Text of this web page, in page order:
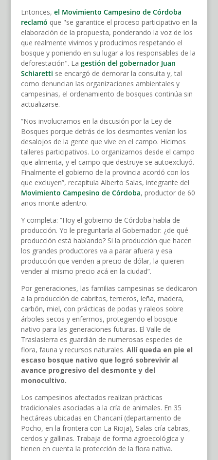
Entonces, el Movimiento Campesino de Córdoba
reclamó que "se garantice el proceso participativo en la
elaboración de la propuesta, ponderando la voz de los
que realmente vivimos y producimos respetando el
bosque y poniendo en su lugar a los responsables de la
deforestación". La gestión del gobernador Juan
Schiaretti se encargó de demorar la consulta y, tal
como denuncian las organizaciones ambientales y
campesinas, el ordenamiento de bosques continúa sin
actualizarse.
“Nos involucramos en la discusión por la Ley de
Bosques porque detrás de los desmontes venían los
desalojos de la gente que vive en el campo. Hicimos
talleres participativos. Lo organizamos desde el campo
que alimenta, y el campo que destruye se autoexcluyó.
Finalmente el gobierno de la provincia acordó con los
que excluyen”, recapitula Alberto Salas, integrante del
Movimiento Campesino de Córdoba, productor de 60
años monte adentro.
Y completa: “Hoy el gobierno de Córdoba habla de
producción. Yo le preguntaría al Gobernador: ¿de qué
producción está hablando? Si la producción que hacen
los grandes productores va a parar afuera y esa
producción que venden a precio de dólar, la quieren
vender al mismo precio acá en la ciudad”.
Por generaciones, las familias campesinas se dedicaron
a la producción de cabritos, terneros, leña, madera,
carbón, miel, con prácticas de podas y raleos sobre
árboles secos y enfermos, protegiendo el bosque
nativo para las generaciones futuras. El Valle de
Traslasierra es guardián de numerosas especies de
flora, fauna y recursos naturales. Allí queda en pie el
escaso bosque nativo que logró sobrevivir al
avance progresivo del desmonte y del
monocultivo.
Los campesinos afectados realizan prácticas
tradicionales asociadas a la cría de animales. En 35
hectáreas ubicadas en Chancaní (departamento de
Pocho, en la frontera con La Rioja), Salas cría cabras,
cerdos y gallinas. Trabaja de forma agroecológica y
tienen en cuenta la protección de la flora nativa.